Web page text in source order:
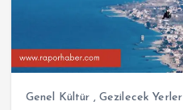
Genel Kültür , Gezilecek Yerler